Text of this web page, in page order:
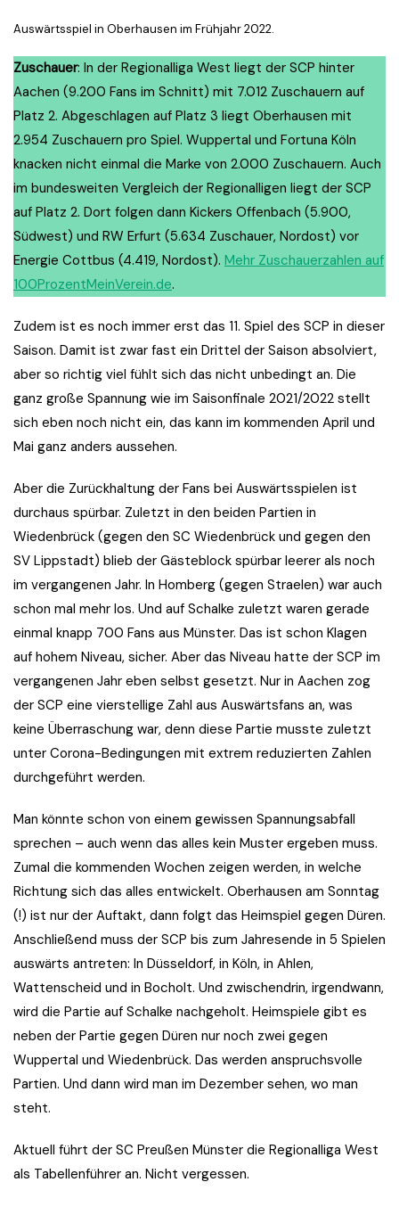
Auswärtsspiel in Oberhausen im Frühjahr 2022.
Zuschauer: In der Regionalliga West liegt der SCP hinter
Aachen (9.200 Fans im Schnitt) mit 7.012 Zuschauern auf
Platz 2. Abgeschlagen auf Platz 3 liegt Oberhausen mit
2.954 Zuschauern pro Spiel. Wuppertal und Fortuna Köln
knacken nicht einmal die Marke von 2.000 Zuschauern. Auch
im bundesweiten Vergleich der Regionalligen liegt der SCP
auf Platz 2. Dort folgen dann Kickers Offenbach (5.900,
Südwest) und RW Erfurt (5.634 Zuschauer, Nordost) vor
Energie Cottbus (4.419, Nordost). Mehr Zuschauerzahlen auf
100ProzentMeinVerein.de.
Zudem ist es noch immer erst das 11. Spiel des SCP in dieser
Saison. Damit ist zwar fast ein Drittel der Saison absolviert,
aber so richtig viel fühlt sich das nicht unbedingt an. Die
ganz große Spannung wie im Saisonfinale 2021/2022 stellt
sich eben noch nicht ein, das kann im kommenden April und
Mai ganz anders aussehen.
Aber die Zurückhaltung der Fans bei Auswärtsspielen ist
durchaus spürbar. Zuletzt in den beiden Partien in
Wiedenbrück (gegen den SC Wiedenbrück und gegen den
SV Lippstadt) blieb der Gästeblock spürbar leerer als noch
im vergangenen Jahr. In Homberg (gegen Straelen) war auch
schon mal mehr los. Und auf Schalke zuletzt waren gerade
einmal knapp 700 Fans aus Münster. Das ist schon Klagen
auf hohem Niveau, sicher. Aber das Niveau hatte der SCP im
vergangenen Jahr eben selbst gesetzt. Nur in Aachen zog
der SCP eine vierstellige Zahl aus Auswärtsfans an, was
keine Überraschung war, denn diese Partie musste zuletzt
unter Corona-Bedingungen mit extrem reduzierten Zahlen
durchgeführt werden.
Man könnte schon von einem gewissen Spannungsabfall
sprechen – auch wenn das alles kein Muster ergeben muss.
Zumal die kommenden Wochen zeigen werden, in welche
Richtung sich das alles entwickelt. Oberhausen am Sonntag
(!) ist nur der Auftakt, dann folgt das Heimspiel gegen Düren.
Anschließend muss der SCP bis zum Jahresende in 5 Spielen
auswärts antreten: In Düsseldorf, in Köln, in Ahlen,
Wattenscheid und in Bocholt. Und zwischendrin, irgendwann,
wird die Partie auf Schalke nachgeholt. Heimspiele gibt es
neben der Partie gegen Düren nur noch zwei gegen
Wuppertal und Wiedenbrück. Das werden anspruchsvolle
Partien. Und dann wird man im Dezember sehen, wo man
steht.
Aktuell führt der SC Preußen Münster die Regionalliga West
als Tabellenführer an. Nicht vergessen.